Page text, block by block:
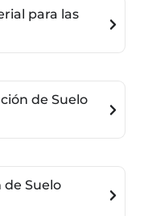
para las
de Suelo
de Suelo